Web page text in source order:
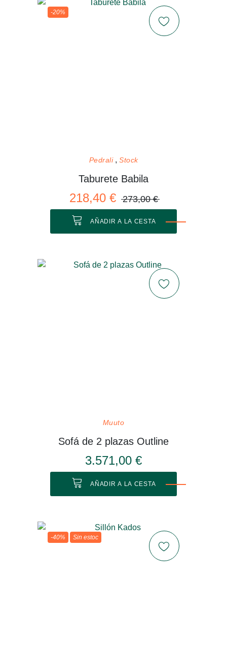
-20%
Pedrali Stock
Taburete Babila
218,40 € 273,00 €
AÑADIR A LA CESTA
Muuto
Sofá de 2 plazas Outline
3.571,00 €
AÑADIR A LA CESTA
-40% Sin estoc